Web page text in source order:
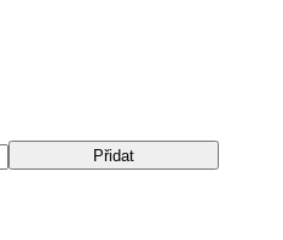
Přidat